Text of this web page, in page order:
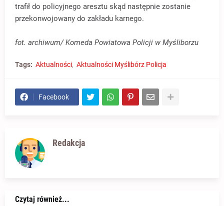
trafił do policyjnego aresztu skąd następnie zostanie
przekonwojowany do zakładu karnego.
fot. archiwum/ Komeda Powiatowa Policji w Myśliborzu
Tags: Aktualności Aktualności Myślibórz Policja
Facebook
Redakcja
Czytaj również...